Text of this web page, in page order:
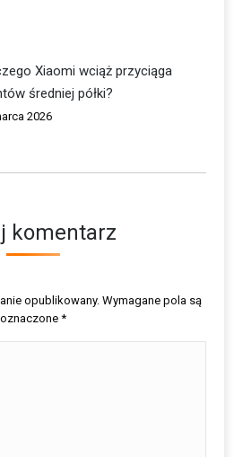
Xiaomi wciąż przyciąga
średniej półki?
2026
komentarz
opublikowany. Wymagane pola są
oznaczone *